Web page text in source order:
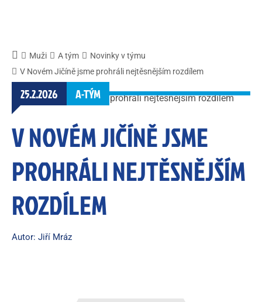
Muži A tým
Novinky v týmu
V Novém Jičíně jsme prohráli nejtěsnějším rozdílem
25.2.2026 A-TÝM
V NOVÉM JIČÍNĚ JSME
PROHRÁLI NEJTĚSNĚJŠÍM
ROZDÍLEM
Autor: Jiří Mráz